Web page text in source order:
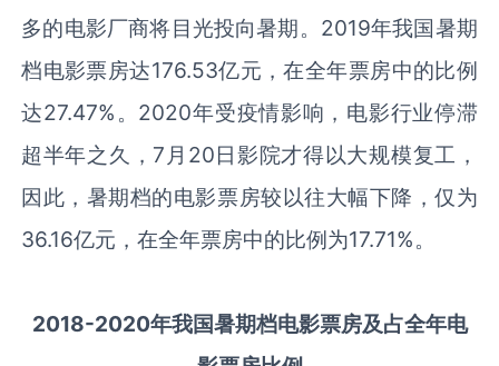
多的电影厂商将目光投向暑期。2019年我国暑期
档电影票房达176.53亿元，在全年票房中的比例
达27.47%。2020年受疫情影响，电影行业停滞
超半年之久，7月20日影院才得以大规模复工，
因此，暑期档的电影票房较以往大幅下降，仅为
36.16亿元，在全年票房中的比例为17.71%。
2018-2020年我国暑期档电影票房及占全年电